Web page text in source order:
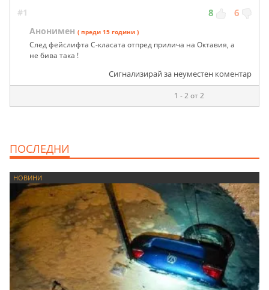
#1 8 6
Анонимен ( преди 15 години )
След фейслифта C-класата отпред прилича на Октавия, а
не бива така !
Сигнализирай за неуместен коментар
1 - 2 от 2
ПОСЛЕДНИ
НОВИНИ